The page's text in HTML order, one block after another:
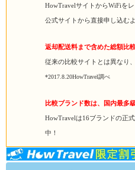
HowTravelサイトからWiFiを
公式サイトから直接申し込む
返却配送料まで含めた総額比
従来の比較サイトとは異なり
*2017.8.20HowTravel調べ
比較ブランド数は、国内最多
HowTravelは16ブランドの正式代理店として
中！